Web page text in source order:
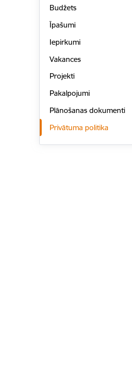
Budžets
Īpašumi
Iepirkumi
Vakances
Projekti
Pakalpojumi
Plānošanas dokumenti
Privātuma politika